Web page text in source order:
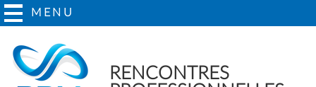
MENU
RENCONTRES